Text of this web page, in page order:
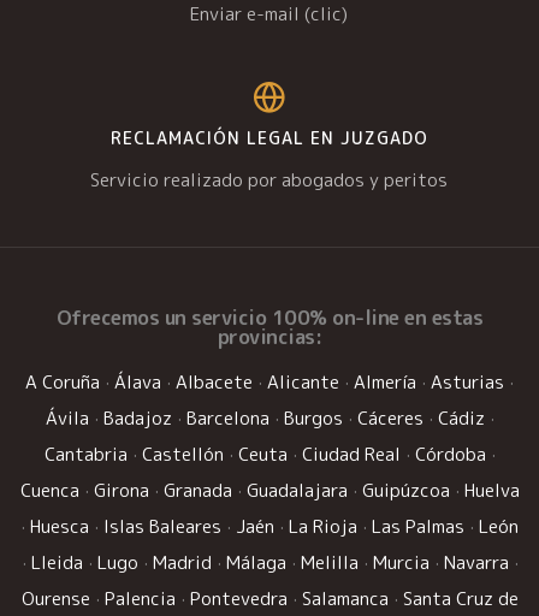
Enviar e-mail (clic)
RECLAMACIÓN LEGAL EN JUZGADO
Servicio realizado por abogados y peritos
Ofrecemos un servicio 100% on-line en estas
provincias:
A Coruña · Álava · Albacete · Alicante · Almería · Asturias ·
Ávila · Badajoz · Barcelona · Burgos · Cáceres · Cádiz ·
Cantabria · Castellón · Ceuta · Ciudad Real · Córdoba ·
Cuenca · Girona · Granada · Guadalajara · Guipúzcoa · Huelva
· Huesca · Islas Baleares · Jaén · La Rioja · Las Palmas · León
· Lleida · Lugo · Madrid · Málaga · Melilla · Murcia · Navarra ·
Ourense · Palencia · Pontevedra · Salamanca · Santa Cruz de